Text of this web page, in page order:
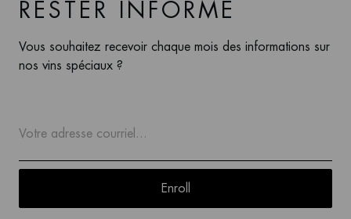
RESTER INFORMÉ
Vous souhaitez recevoir chaque mois des informations sur
nos vins spéciaux ?
Enroll